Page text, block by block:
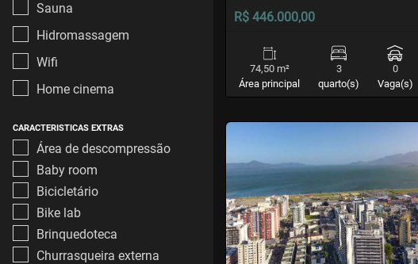
Sauna
Hidromassagem
Wifi
Home cinema
CARACTERISTICAS EXTRAS
Área de descompressão
Baby room
Bicicletário
Bike lab
Brinquedoteca
Churrasqueira externa
R$ 446.000,00
74,50 m²
Área principal
3
quarto(s)
0
Vaga(s)
<
‹Previous